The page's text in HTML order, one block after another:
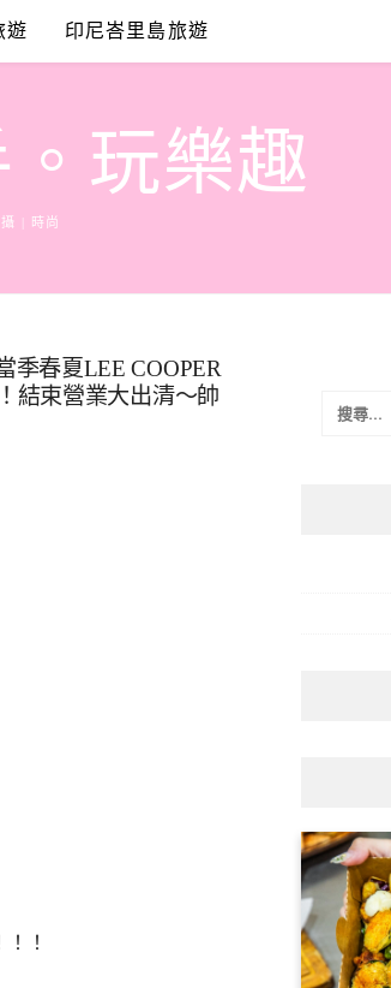
遊 印尼峇里島旅遊
玩樂趣
| 時尚
季春夏LEE COOPER
結束營業大出清～帥
！